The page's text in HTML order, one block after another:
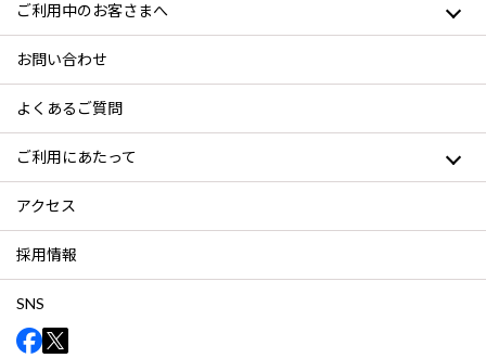
ご利用中のお客さまへ
お問い合わせ
よくあるご質問
ご利用にあたって
アクセス
採用情報
SNS